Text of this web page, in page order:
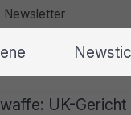
Newsletter
UK-